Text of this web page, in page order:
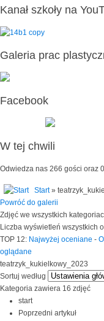
Kanał szkoły na
Galeria prac
Facebook
W tej chwili
Odwiedza nas 266 gości oraz
Start»
Powróć do galerii
Zdjęć we wszystkich
Liczba wyświetleń wszystkich
TOP 12: Najwyżej oceniane -
oglądane
teatrzyk_kukielkowy_2023
Sortuj według
Kategoria zawiera 16 zdjęć
start
Poprzedni artykuł